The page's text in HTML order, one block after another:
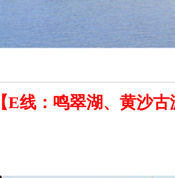
【E线：鸣翠湖、黄沙古